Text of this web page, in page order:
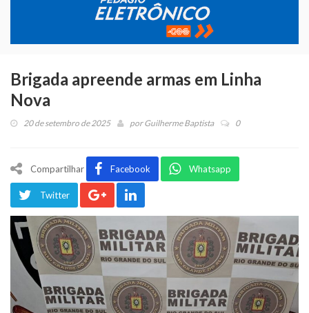
Brigada apreende armas em Linha
Nova
20 de setembro de 2025 porGuilherme Baptista 0
Compartilhar Facebook Whatsapp
Twitter